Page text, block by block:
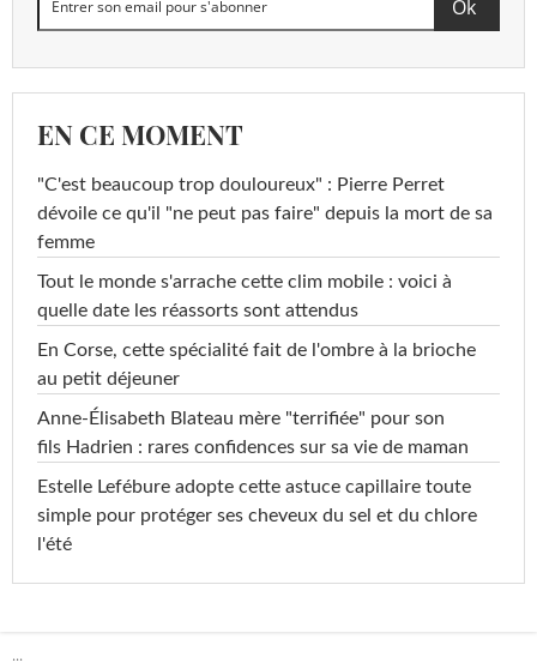
EN CE MOMENT
"C'est beaucoup trop douloureux" : Pierre Perret
dévoile ce qu'il "ne peut pas faire" depuis la mort de sa
femme
Tout le monde s'arrache cette clim mobile : voici à
quelle date les réassorts sont attendus
En Corse, cette spécialité fait de l'ombre à la brioche
au petit déjeuner
Anne-Élisabeth Blateau mère "terrifiée" pour son
fils Hadrien : rares confidences sur sa vie de maman
Estelle Lefébure adopte cette astuce capillaire toute
simple pour protéger ses cheveux du sel et du chlore
l'été
...